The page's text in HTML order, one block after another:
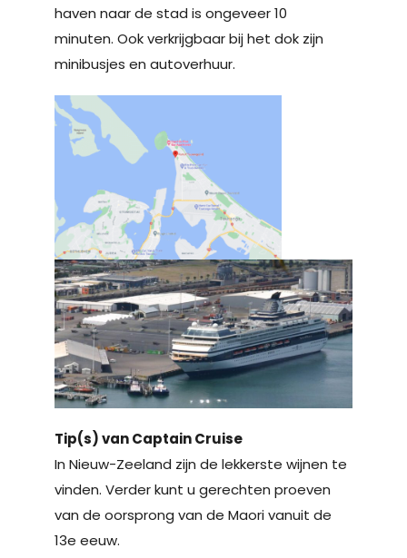
haven naar de stad is ongeveer 10
minuten. Ook verkrijgbaar bij het dok zijn
minibusjes en autoverhuur.
Tip(s) van Captain Cruise
In Nieuw-Zeeland zijn de lekkerste wijnen te
vinden. Verder kunt u gerechten proeven
van de oorsprong van de Maori vanuit de
13e eeuw.